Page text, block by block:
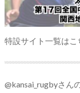
特設サイト一覧はこ
@kansai_rugbyさん